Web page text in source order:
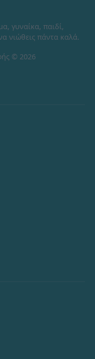
γυναίκα, παιδί,
νιώθεις πάντα καλά.
© 2026